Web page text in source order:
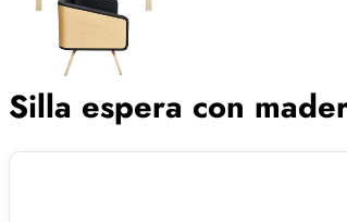
Silla espera con